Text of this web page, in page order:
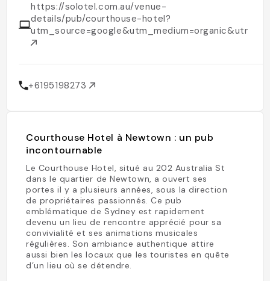
https://solotel.com.au/venue-
details/pub/courthouse-hotel?
+6195198273
Courthouse Hotel à Newtown : un pub
incontournable
Le Courthouse Hotel, situé au 202 Australia St
dans le quartier de Newtown, a ouvert ses
portes il y a plusieurs années, sous la direction
de propriétaires passionnés. Ce pub
emblématique de Sydney est rapidement
devenu un lieu de rencontre apprécié pour sa
convivialité et ses animations musicales
régulières. Son ambiance authentique attire
aussi bien les locaux que les touristes en quête
d’un lieu où se détendre.